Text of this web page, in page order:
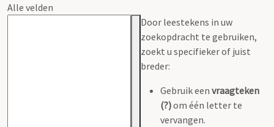
Alle velden
Door leestekens in uw
zoekopdracht te gebruiken,
zoekt u specifieker of juist
breder:
Gebruik een vraagteken
(?)om één letter te
vervangen.